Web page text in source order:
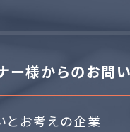
ー様からのお問
とお考えの企業